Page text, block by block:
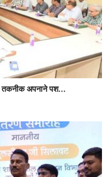
तकनीक अपनाने पश...